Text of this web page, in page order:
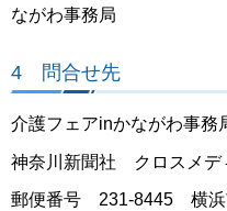
ながわ事務局
4 問合せ先
介護フェアinかながわ事務
神奈川新聞社 クロスメ
郵便番号 231-8445 横浜